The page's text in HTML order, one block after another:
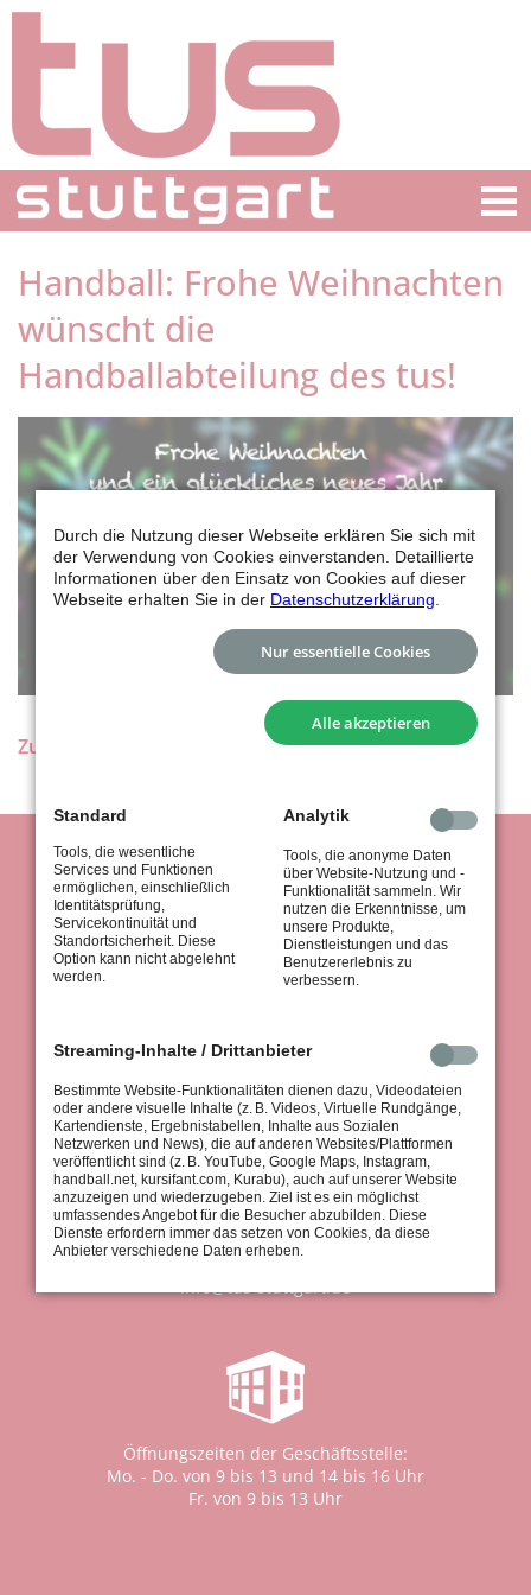
Handball: Frohe Weihnachten
wünscht die
Handballabteilung des tus!
Zurück
70597 Stuttgart
Geschäftsstelle:
Tel.: 0711 / 97 661-0
Fax: 0711 / 97 661-30
Öffnungszeiten der Geschäftsstelle:
Mo. - Do. von 9 bis 13 und 14 bis 16 Uhr
Fr. von 9 bis 13 Uhr
Durch die Nutzung dieser Webseite erklären Sie sich mit
der Verwendung von Cookies einverstanden. Detaillierte
Informationen über den Einsatz von Cookies auf dieser
Webseite erhalten Sie in der Datenschutzerklärung
Nur essentielle Cookies
Alle akzeptieren
Standard
Tools, die wesentliche
Services und Funktionen
ermöglichen, einschließlich
Identitätsprüfung,
Servicekontinuität und
Standortsicherheit. Diese
Option kann nicht abgelehnt
werden.
Analytik
Tools, die anonyme Daten
über Website-Nutzung und -
Funktionalität sammeln. Wir
nutzen die Erkenntnisse, um
unsere Produkte,
Dienstleistungen und das
Benutzererlebnis zu
verbessern.
Streaming-Inhalte / Drittanbieter
Bestimmte Website-Funktionalitäten dienen dazu, Videodateien
oder andere visuelle Inhalte (z. B. Videos, Virtuelle Rundgänge,
Kartendienste, Ergebnistabellen, Inhalte aus Sozialen
Netzwerken und News), die auf anderen Websites/Plattformen
veröffentlicht sind (z. B. YouTube, Google Maps, Instagram,
handball.net, kursifant.com, Kurabu), auch auf unserer Website
anzuzeigen und wiederzugeben. Ziel ist es ein möglichst
umfassendes Angebot für die Besucher abzubilden. Diese
Dienste erfordern immer das setzen von Cookies, da diese
Anbieter verschiedene Daten erheben.